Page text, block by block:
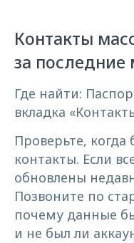
Контакты
за последние
Где найти:
вкладка
Проверьте,
контакты. Если
обновлены
Позвоните по
почему данные
и не был ли